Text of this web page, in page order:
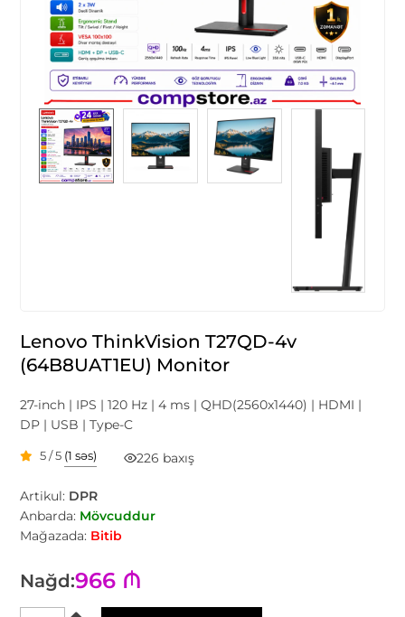
Lenovo ThinkVision T27QD-4v
(64B8UAT1EU) Monitor
27-inch | IPS | 120 Hz | 4 ms | QHD(2560x1440) | HDMI |
DP | USB | Type-C
5 / 5 (1 səs) 226 baxış
Artikul: DPR
Anbarda: Mövcuddur
Mağazada: Bitib
Nağd:966 ₼